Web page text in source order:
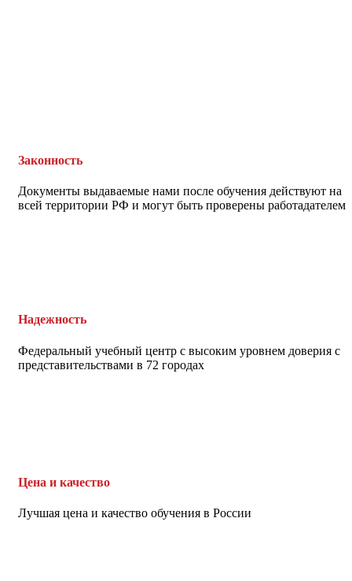
Законность
Документы выдаваемые нами после обучения действуют на
всей территории РФ и могут быть проверены работадателем
Надежность
Федеральный учебный центр с высоким уровнем доверия с
представительствами в 72 городах
Цена и качество
Лучшая цена и качество обучения в России